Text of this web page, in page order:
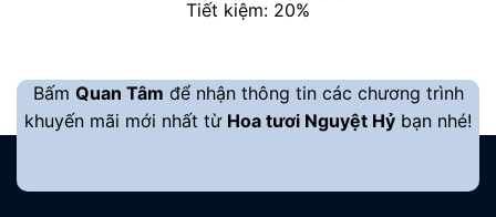
là:
Tiết kiệm: 20%
Bấm Quan Tâm để nhận thông tin các chương trình
khuyến mãi mới nhất từ Hoa tươi Nguyệt Hỷ bạn nhé!